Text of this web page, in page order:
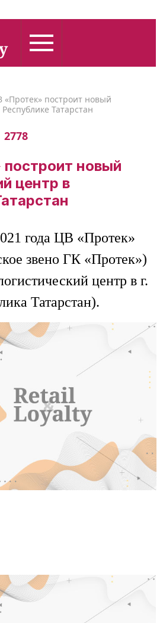
«Протек» построит новый
Татарстан
2778
новый
центр в
года ЦВ «Протек»
звено ГК «Протек»)
центр в г.
Татарстан).